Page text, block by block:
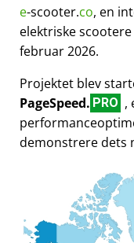
e-scooter.co, en
elektriske
februar 2026.
Projektet blev
PageSpeed. PRO ,
demonstrere dets